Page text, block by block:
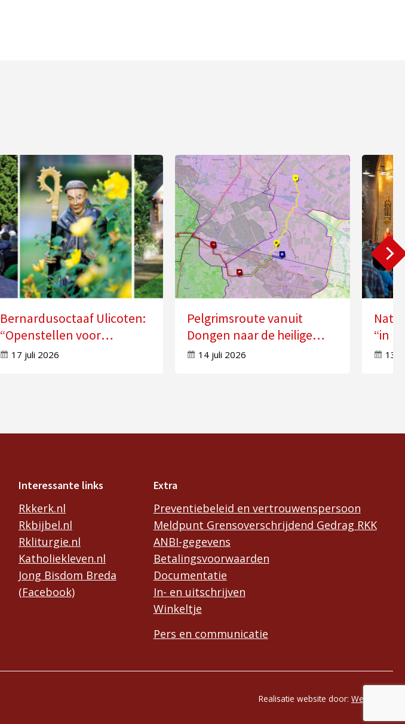
Bernardusoctaaf Ulicoten:
“Openstellen voor
veranderingen in je leven”
17 juli 2026
Pelgrimsroute vanuit
Dongen naar de heilige
Anna in Molenschot
14 juli 2026
“in
13
Interessante links
Rkkerk.nl
Rkbijbel.nl
Rkliturgie.nl
Katholiekleven.nl
Jong Bisdom Breda
(Facebook)
Extra
Preventiebeleid en vertrouwenspersoon
Meldpunt Grensoverschrijdend Gedrag RKK
ANBI-gegevens
Betalingsvoorwaarden
Documentatie
In- en uitschrijven
Winkeltje
Pers en communicatie
Realisatie website door: Webheld.nl